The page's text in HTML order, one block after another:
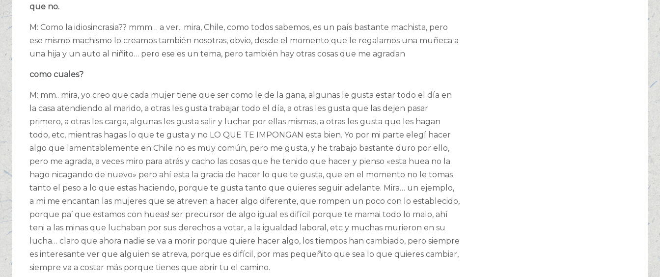
que no.
M: Como la idiosincrasia?? mmm… a ver.. mira, Chile, como todos sabemos, es un país bastante machista, pero
ese mismo machismo lo creamos también nosotras, obvio, desde el momento que le regalamos una muñeca a
una hija y un auto al niñito… pero ese es un tema, pero también hay otras cosas que me agradan
como cuales?
M: mm.. mira, yo creo que cada mujer tiene que ser como le de la gana, algunas le gusta estar todo el día en
la casa atendiendo al marido, a otras les gusta trabajar todo el día, a otras les gusta que las dejen pasar
primero, a otras les carga, algunas les gusta salir y luchar por ellas mismas, a otras les gusta que les hagan
todo, etc, mientras hagas lo que te gusta y no LO QUE TE IMPONGAN esta bien. Yo por mi parte elegí hacer
algo que lamentablemente en Chile no es muy común, pero me gusta, y he trabajo bastante duro por ello,
pero me agrada, a veces miro para atrás y cacho las cosas que he tenido que hacer y pienso «esta huea no la
hago nicagando de nuevo» pero ahí esta la gracia de hacer lo que te gusta, que en el momento no le tomas
tanto el peso a lo que estas haciendo, porque te gusta tanto que quieres seguir adelante. Mira… un ejemplo,
a mi me encantan las mujeres que se atreven a hacer algo diferente, que rompen un poco con lo establecido,
porque pa’ que estamos con hueas! ser precursor de algo igual es difícil porque te mamai todo lo malo, ahí
teni a las minas que luchaban por sus derechos a votar, a la igualdad laboral, etc y muchas murieron en su
lucha… claro que ahora nadie se va a morir porque quiere hacer algo, los tiempos han cambiado, pero siempre
es interesante ver que alguien se atreva, porque es difícil, por mas pequeñito que sea lo que quieres cambiar,
siempre va a costar más porque tienes que abrir tu el camino.